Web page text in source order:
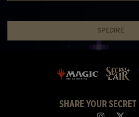
SPEDIRE
SHARE YOUR